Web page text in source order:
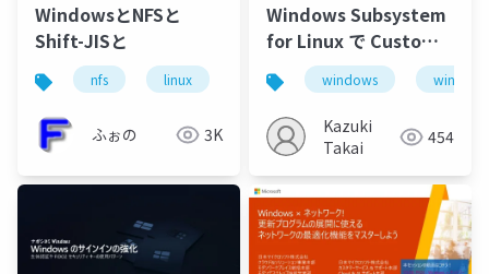
WindowsとNFSと
Shift-JISと
nfs linux windows 文字コード
ふぉの 3K
Windows Subsystem
for Linux で Custom
Image を利用する
windows
Kazuki
Takai
454